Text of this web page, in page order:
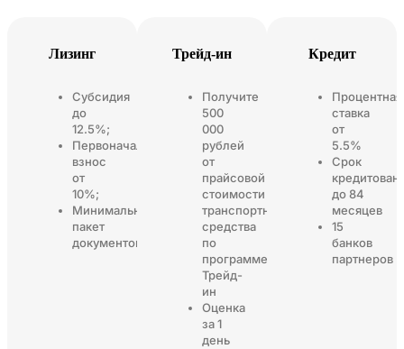
Лизинг
Субсидия
до
12.5%;
Первоначальный
взнос
от
10%;
Минимальный
пакет
документов
Трейд-ин
Получите
500
000
рублей
от
прайсовой
стоимости
транспортного
средства
по
программе
Трейд-
ин
Оценка
за 1
день
Кредит
Процентная
ставка
от
5.5%
Срок
до 84
месяцев
15
банков
партнеров